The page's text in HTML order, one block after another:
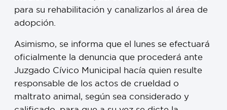
para su rehabilitación y canalizarlos al área de
adopción.
Asimismo, se informa que el lunes se efectuará
oficialmente la denuncia que procederá ante
Juzgado Cívico Municipal hacía quien resulte
responsable de los actos de crueldad o
maltrato animal, según sea considerado y